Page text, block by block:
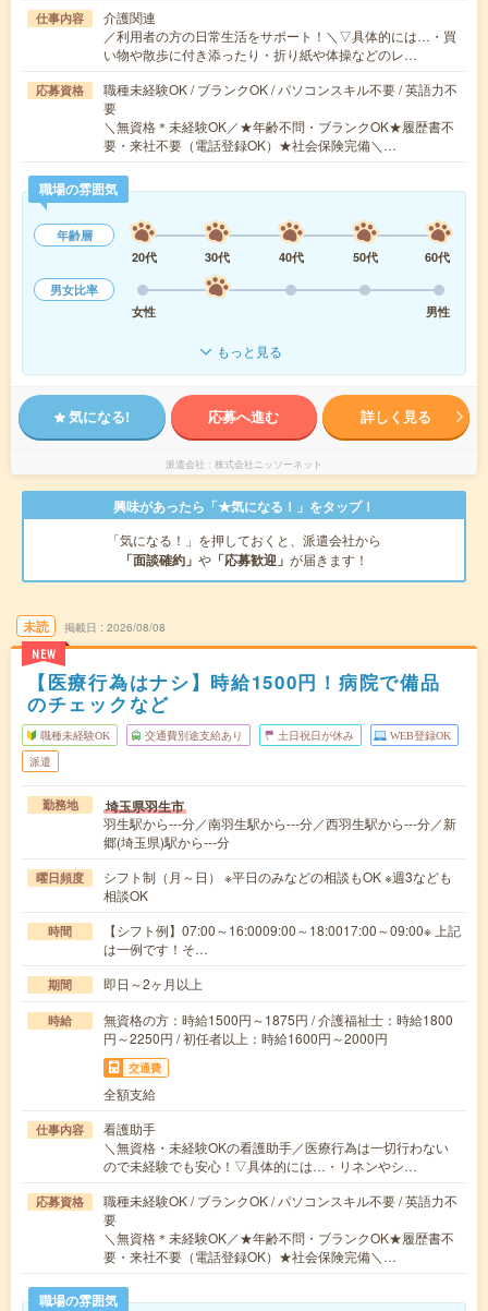
仕事内容
介護関連
／利用者の方の日常生活をサポート！＼▽具体的には…・買
い物や散歩に付き添ったり・折り紙や体操などのレ…
応募資格
職種未経験OK / ブランクOK / パソコンスキル不要 / 英語力不
要
＼無資格＊未経験OK／★年齢不問・ブランクOK★履歴書不
要・来社不要（電話登録OK）★社会保険完備＼…
職場の雰囲気
年齢層
20代
30代 40代 50代
60代
男女比率
女性
男性
もっと見る
気になる! 応募へ進む 詳しく見る
派遣会社 株式会社ニッソーネット
興味があったら「★気になる！」をタップ！
「気になる！」を押しておくと、派遣会社から
「面談確約」 や 「応募歓迎」 が届きます！
未読
NEW
掲載日 2026/08/08
【医療行為はナシ】時給1500円！病院で備品
のチェックなど
職種未経験OK 交通費別途支給あり 土日祝日が休み WEB登録OK
派遣
勤務地 埼玉県羽生市
羽生駅から---分／南羽生駅から---分／西羽生駅から---分／新
郷(埼玉県)駅から---分
曜日頻度
シフト制（月～日） ※平日のみなどの相談もOK ※週3なども
相談OK
時間
【シフト例】07:00～16:0009:00～18:0017:00～09:00※ 上記
は一例です！そ…
期間 即日～2ヶ月以上
時給
無資格の方：時給1500円～1875円 / 介護福祉士：時給1800
円～2250円 / 初任者以上：時給1600円～2000円
交通費
全額支給
仕事内容
看護助手
＼無資格・未経験OKの看護助手／医療行為は一切行わない
ので未経験でも安心！▽具体的には…・リネンやシ…
応募資格
職種未経験OK / ブランクOK / パソコンスキル不要 / 英語力不
要
＼無資格＊未経験OK／★年齢不問・ブランクOK★履歴書不
要・来社不要（電話登録OK）★社会保険完備＼…
職場の雰囲気